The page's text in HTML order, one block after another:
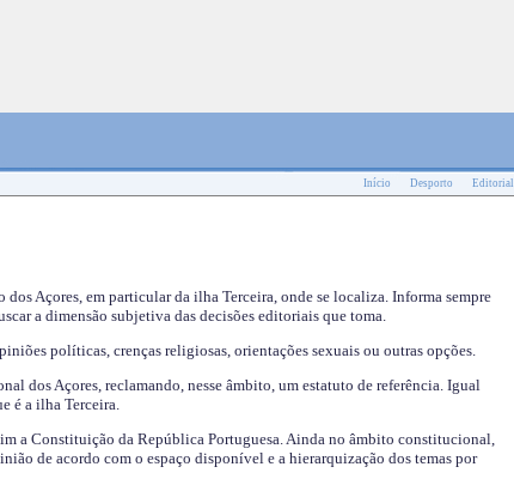
Início Desporto Editorial
Açores, em particular da ilha Terceira, onde se localiza. Informa sempre
a dimensão subjetiva das decisões editoriais que toma.
políticas, crenças religiosas, orientações sexuais ou outras opções.
dos Açores, reclamando, nesse âmbito, um estatuto de referência. Igual
é a ilha Terceira.
a Constituição da República Portuguesa. Ainda no âmbito constitucional,
de acordo com o espaço disponível e a hierarquização dos temas por